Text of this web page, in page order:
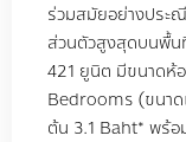
ร่วมสมัยอย่างประ
ส่วนตัวสูงสุดบนพื้น
421 ยูนิต มีขนาดห้
Bedrooms (ขนา
ต้น 3.1 Baht* พร้อ